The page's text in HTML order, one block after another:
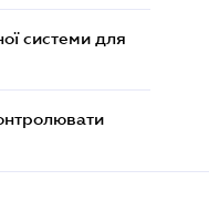
системи для